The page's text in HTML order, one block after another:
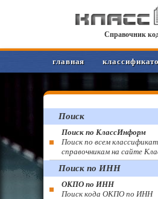
Справочник
главная
Поиск
Поиск по КлассИнформ
Поиск по всем
справочникам на сайте
Поиск по ИНН
ОКПО по ИНН
Поиск кода ОКПО по ИНН